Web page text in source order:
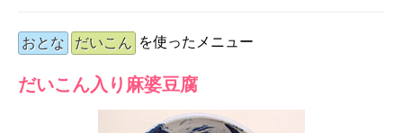
おとな だいこん を使ったメニュー
だいこん入り麻婆豆腐